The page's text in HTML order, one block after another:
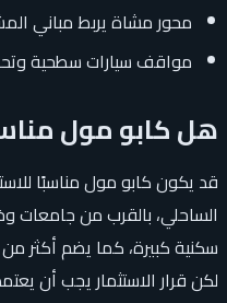
محور مشاة يربط مباني
مواقف سيارات سطحية
هل كابو مول
قد يكون كابو مول مناسبًا
الساحلي، بالقرب من
سكنية كبيرة، كما يضم أكثر
لكن قرار الاستثمار يجب أن